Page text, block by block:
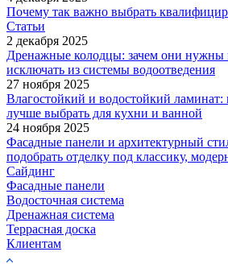
Почему так важно выбрать
Статьи
2 декабря 2025
Дренажные колодцы: зачем они нужны
исключать из системы водоотведения
27 ноября 2025
Влагостойкий и водостойкий ламинат:
лучше выбрать для кухни и ванной
24 ноября 2025
Фасадные панели и архитектурный
подобрать отделку под классику,
Сайдинг
Фасадные панели
Водосточная система
Дренажная система
Террасная доска
Клиентам